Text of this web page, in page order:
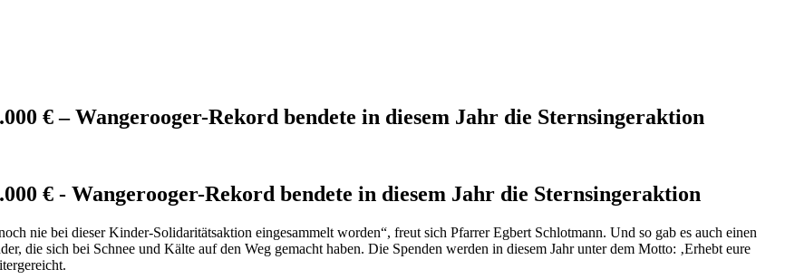
€ – Wangerooger-Rekord bendete in diesem Jahr die Sternsingeraktion
€ - Wangerooger-Rekord bendete in diesem Jahr die Sternsingeraktion
nie bei dieser Kinder-Solidaritätsaktion eingesammelt worden“, freut sich Pfarrer Egbert Schlotmann. Und so gab es auch einen
die sich bei Schnee und Kälte auf den Weg gemacht haben. Die Spenden werden in diesem Jahr unter dem Motto: ‚Erhebt eure